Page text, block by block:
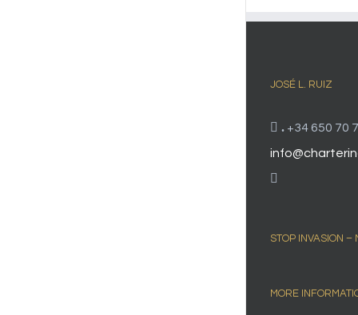
JOSÉ L. RUIZ
. +34 650 70
STOP INVASION –
MORE